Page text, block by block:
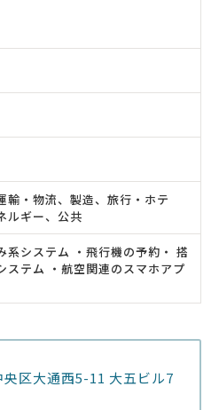
輸・物流、製造、旅行・ホテ
ルギー、公共
系システム ・飛行機の予約・ 搭
ステム ・航空関連のスマホアプ
区大通西5-11 大五ビル7